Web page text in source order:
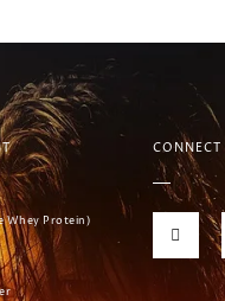
Whey Protein)
CONNECT